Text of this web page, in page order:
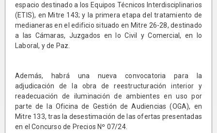
espacio destinado a los Equipos Técnicos Interdisciplinarios
(ETIS), en Mitre 143; y la primera etapa del tratamiento de
medianeras en el edificio situado en Mitre 26-28, destinado
a las Cámaras, Juzgados en lo Civil y Comercial, en lo
Laboral, y de Paz.
Además, habrá una nueva convocatoria para la
adjudicación de la obra de reestructuración interior y
readecuación de iluminación de ambientes en uso por
parte de la Oficina de Gestión de Audiencias (OGA), en
Mitre 133, tras la desestimación de las ofertas presentadas
en el Concurso de Precios Nº 07/24.